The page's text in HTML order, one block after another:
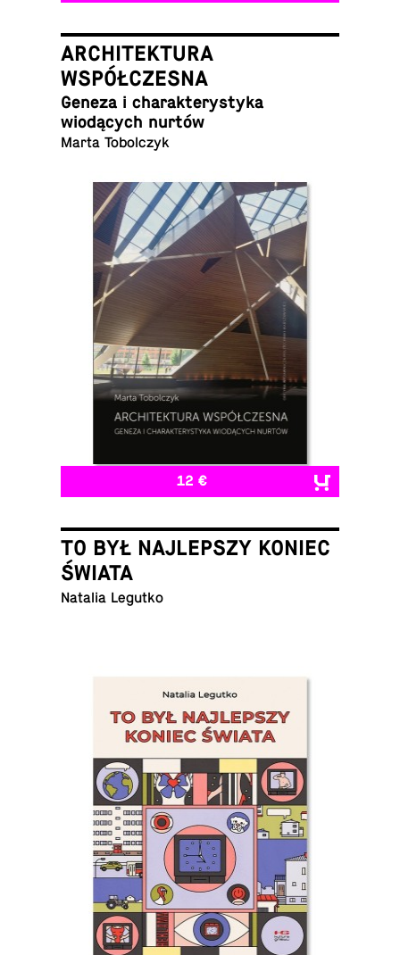
ARCHITEKTURA
WSPÓŁCZESNA
Geneza i charak­terystyka
wiodących nurtów
Marta Tobolczyk
12 €
TO BYŁ NAJLEPSZY KONIEC
ŚWIATA
Natalia Legutko